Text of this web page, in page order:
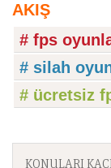
AKIŞ
# fps
# silah
# ücretsiz
KONULARI